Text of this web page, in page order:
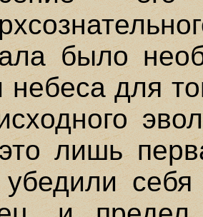
было
небеса для
лишь